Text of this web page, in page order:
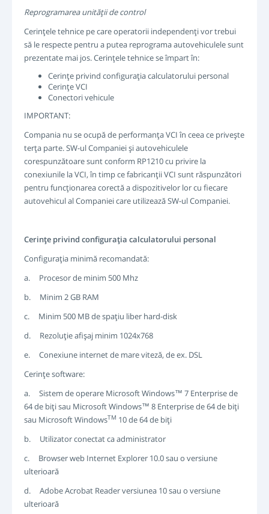
Reprogramarea unităţii de control
Cerinţele tehnice pe care operatorii independenţi vor trebui
să le respecte pentru a putea reprograma autovehiculele sunt
prezentate mai jos. Cerinţele tehnice se împart în:
Cerinţe privind configuraţia calculatorului personal
Cerinţe VCI
Conectori vehicule
IMPORTANT:
Compania nu se ocupă de performanţa VCI în ceea ce priveşte
terţa parte. SW-ul Companiei şi autovehiculele
corespunzătoare sunt conform RP1210 cu privire la
conexiunile la VCI, în timp ce fabricanţii VCI sunt răspunzători
pentru funcţionarea corectă a dispozitivelor lor cu fiecare
autovehicul al Companiei care utilizează SW-ul Companiei.
Cerinţe privind configuraţia calculatorului personal
Configuraţia minimă recomandată:
a. Procesor de minim 500 Mhz
b. Minim 2 GB RAM
c. Minim 500 MB de spaţiu liber hard-disk
d. Rezoluţie afişaj minim 1024x768
e. Conexiune internet de mare viteză, de ex. DSL
Cerinţe software:
a. Sistem de operare Microsoft Windows™ 7 Enterprise de
64 de biţi sau Microsoft Windows™ 8 Enterprise de 64 de biţi
sau Microsoft WindowsTM 10 de 64 de biţi
b. Utilizator conectat ca administrator
c. Browser web Internet Explorer 10.0 sau o versiune
ulterioară
d. Adobe Acrobat Reader versiunea 10 sau o versiune
ulterioară